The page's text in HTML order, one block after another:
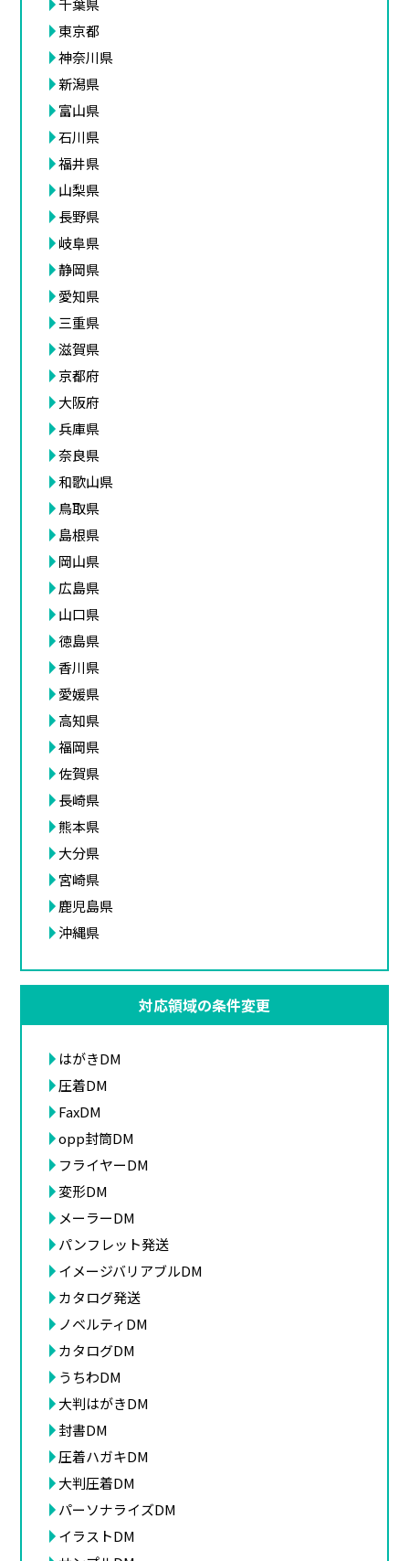
千葉県
東京都
神奈川県
新潟県
富山県
石川県
福井県
山梨県
長野県
岐阜県
静岡県
愛知県
三重県
滋賀県
京都府
大阪府
兵庫県
奈良県
和歌山県
鳥取県
島根県
岡山県
広島県
山口県
徳島県
香川県
愛媛県
高知県
福岡県
佐賀県
長崎県
熊本県
大分県
宮崎県
鹿児島県
沖縄県
対応領域の条件変更
はがきDM
圧着DM
FaxDM
opp封筒DM
フライヤーDM
変形DM
メーラーDM
パンフレット発送
イメージバリアブルDM
カタログ発送
ノベルティDM
カタログDM
うちわDM
大判はがきDM
封書DM
圧着ハガキDM
大判圧着DM
パーソナライズDM
イラストDM